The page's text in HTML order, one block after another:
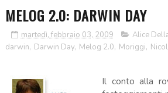
MELOG 2.0: DARWIN DAY
martedì, febbraio 03, 2009 Alice
darwin, Darwin Day, Melog 2.0, Moriggi,
Il conto alla